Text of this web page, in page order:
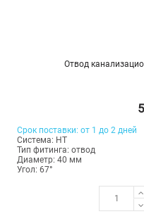
Отвод
Срок поставки: от 1 до 2 дней
Система: HT
Тип фитинга: отвод
Диаметр: 40 мм
Угол: 67°